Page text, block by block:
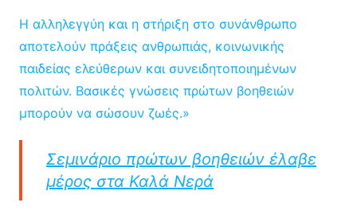
Η αλληλεγγύη και η στήριξη στο συνάνθρωπο
αποτελούν πράξεις ανθρωπιάς, κοινωνικής
παιδείας ελεύθερων και συνειδητοποιημένων
πολιτών. Βασικές γνώσεις πρώτων βοηθειών
μπορούν να σώσουν ζωές.»
Σεμινάριο πρώτων βοηθειών έλαβε
μέρος στα Καλά Νερά